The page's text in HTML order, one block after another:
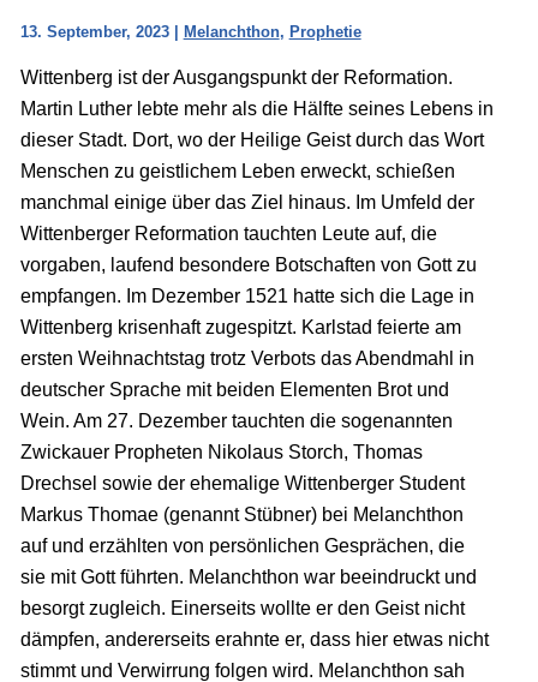
13. September, 2023 | Melanchthon, Prophetie
Wittenberg ist der Ausgangspunkt der Reformation.
Martin Luther lebte mehr als die Hälfte seines Lebens in
dieser Stadt. Dort, wo der Heilige Geist durch das Wort
Menschen zu geistlichem Leben erweckt, schießen
manchmal einige über das Ziel hinaus. Im Umfeld der
Wittenberger Reformation tauchten Leute auf, die
vorgaben, laufend besondere Botschaften von Gott zu
empfangen. Im Dezember 1521 hatte sich die Lage in
Wittenberg krisenhaft zugespitzt. Karlstad feierte am
ersten Weihnachtstag trotz Verbots das Abendmahl in
deutscher Sprache mit beiden Elementen Brot und
Wein. Am 27. Dezember tauchten die sogenannten
Zwickauer Propheten Nikolaus Storch, Thomas
Drechsel sowie der ehemalige Wittenberger Student
Markus Thomae (genannt Stübner) bei Melanchthon
auf und erzählten von persönlichen Gesprächen, die
sie mit Gott führten. Melanchthon war beeindruckt und
besorgt zugleich. Einerseits wollte er den Geist nicht
dämpfen, andererseits erahnte er, dass hier etwas nicht
stimmt und Verwirrung folgen wird. Melanchthon sah